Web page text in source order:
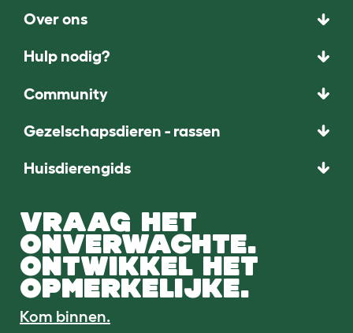
Over ons
Hulp nodig?
Community
Gezelschapsdieren - rassen
Huisdierengids
VRAAG HET
ONVERWACHTE.
ONTWIKKEL HET
OPMERKELIJKE.
Kom binnen.